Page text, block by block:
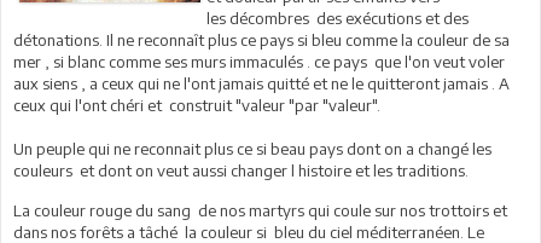
les décombres des exécutions et des
détonations. Il ne reconnaît plus ce pays si bleu comme la couleur de sa
mer , si blanc comme ses murs immaculés . ce pays que l'on veut voler
aux siens , a ceux qui ne l'ont jamais quitté et ne le quitteront jamais . A
ceux qui l'ont chéri et construit "valeur "par "valeur".
Un peuple qui ne reconnait plus ce si beau pays dont on a changé les
couleurs et dont on veut aussi changer l histoire et les traditions.
La couleur rouge du sang de nos martyrs qui coule sur nos trottoirs et
dans nos forêts a tâché la couleur si bleu du ciel méditerranéen. Le